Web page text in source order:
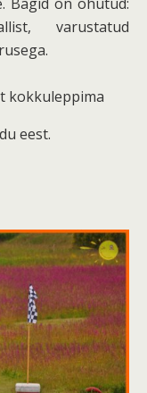
varustatud
kokkuleppima
eest.